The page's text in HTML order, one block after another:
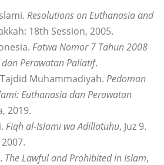
Resolutions on Euthanasia and
18th Session, 2005.
Fatwa Nomor 7 Tahun 2008
Perawatan Paliatif.
Muhammadiyah. Pedoman
Euthanasia dan Perawatan
2019.
Fiqh al-Islami wa Adillatuhu, Juz 9.
The Lawful and Prohibited in Islam,